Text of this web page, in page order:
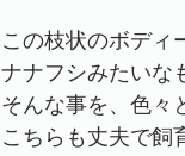
この枝状のボディ
ナナフシみたいな
そんな事を、色々
こちらも丈夫で飼